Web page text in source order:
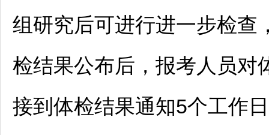
组研究后可进行进一步检查
检结果公布后，报考人员对
接到体检结果通知5个工作